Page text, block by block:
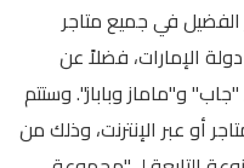
في جميع متاجر
الإمارات، فضلاً عن
"جاب" و"ماماز وباباز". وستتم
أو عبر الإنترنت، وذلك من